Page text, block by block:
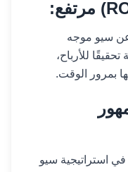
عن سيو موجه
للأرباح،
بمرور الوقت.
استراتيجية سيو